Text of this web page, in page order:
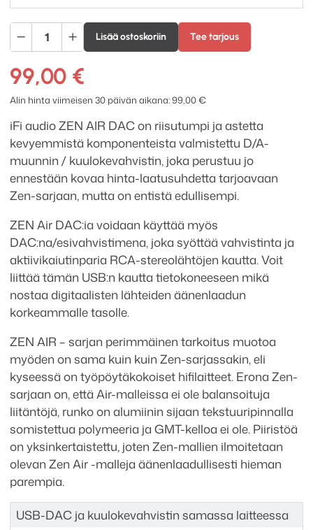
audio
ZEN
AIR
DAC
kuulokevahvistin
määrä
Lisää ostoskoriin Tee tarjous
99,00 €
Alin hinta viimeisen 30 päivän aikana:99,00€
iFi audio ZEN AIR DAC on riisutumpi ja astetta
kevyemmistä komponenteista valmistettu D/A-
muunnin / kuulokevahvistin, joka perustuu jo
ennestään kovaa hinta-laatusuhdetta tarjoavaan
Zen-sarjaan, mutta on entistä edullisempi.
ZEN Air DAC:ia voidaan käyttää myös
DAC:na/esivahvistimena, joka syöttää vahvistinta ja
aktiivikaiutinparia RCA-stereolähtöjen kautta. Voit
liittää tämän USB:n kautta tietokoneeseen mikä
nostaa digitaalisten lähteiden äänenlaadun
korkeammalle tasolle.
ZEN AIR – sarjan perimmäinen tarkoitus muotoa
myöden on sama kuin kuin Zen-sarjassakin, eli
kyseessä on työpöytäkokoiset hifilaitteet. Erona Zen-
sarjaan on, että Air-malleissa ei ole balansoituja
liitäntöjä, runko on alumiinin sijaan tekstuuripinnalla
somistettua polymeeria ja GMT-kelloa ei ole. Piiristöä
on yksinkertaistettu, joten Zen-mallien ilmoitetaan
olevan Zen Air -malleja äänenlaadullisesti hieman
parempia.
USB-DAC ja kuulokevahvistin samassa laitteessa